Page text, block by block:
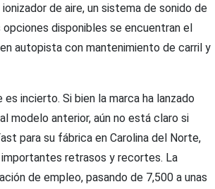
de aire, un sistema de sonido de
disponibles se encuentran el
autopista con mantenimiento de carril y
incierto. Si bien la marca ha lanzado
modelo anterior, aún no está claro si
para su fábrica en Carolina del Norte,
retrasos y recortes. La
de empleo, pasando de 7,500 a unas